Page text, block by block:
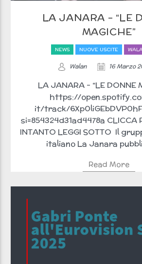
LA JANARA – “LE
MAGICHE”
NEWS NUOVE USCITE
Walan 16 Marzo
LA JANARA – “LE DONNE
https://
it/track/
si=854324d31ad4478a CLICCA
INTANTO LEGGI SOTTO Il
italiano La Janara
Read More